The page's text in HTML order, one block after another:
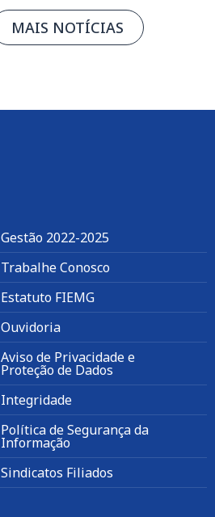
MAIS NOTÍCIAS
Gestão 2022-2025
Trabalhe Conosco
Estatuto FIEMG
Ouvidoria
Aviso de Privacidade e
Proteção de Dados
Integridade
Política de Segurança da
Informação
Sindicatos Filiados